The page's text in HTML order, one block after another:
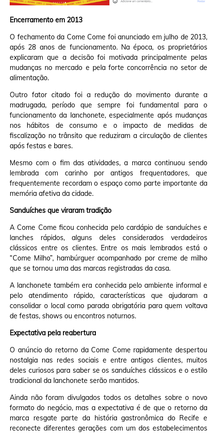
Encerramento em 2013
O fechamento da Come Come foi anunciado em julho de 2013,
após 28 anos de funcionamento. Na época, os proprietários
explicaram que a decisão foi motivada principalmente pelas
mudanças no mercado e pela forte concorrência no setor de
alimentação.
Outro fator citado foi a redução do movimento durante a
madrugada, período que sempre foi fundamental para o
funcionamento da lanchonete, especialmente após mudanças
nos hábitos de consumo e o impacto de medidas de
fiscalização no trânsito que reduziram a circulação de clientes
após festas e bares.
Mesmo com o fim das atividades, a marca continuou sendo
lembrada com carinho por antigos frequentadores, que
frequentemente recordam o espaço como parte importante da
memória afetiva da cidade.
Sanduíches que viraram tradição
A Come Come ficou conhecida pelo cardápio de sanduíches e
lanches rápidos, alguns deles considerados verdadeiros
clássicos entre os clientes. Entre os mais lembrados está o
“Come Milho”, hambúrguer acompanhado por creme de milho
que se tornou uma das marcas registradas da casa.
A lanchonete também era conhecida pelo ambiente informal e
pelo atendimento rápido, características que ajudaram a
consolidar o local como parada obrigatória para quem voltava
de festas, shows ou encontros noturnos.
Expectativa pela reabertura
O anúncio do retorno da Come Come rapidamente despertou
nostalgia nas redes sociais e entre antigos clientes, muitos
deles curiosos para saber se os sanduíches clássicos e o estilo
tradicional da lanchonete serão mantidos.
Ainda não foram divulgados todos os detalhes sobre o novo
formato do negócio, mas a expectativa é de que o retorno da
marca resgate parte da história gastronômica do Recife e
reconecte diferentes gerações com um dos estabelecimentos